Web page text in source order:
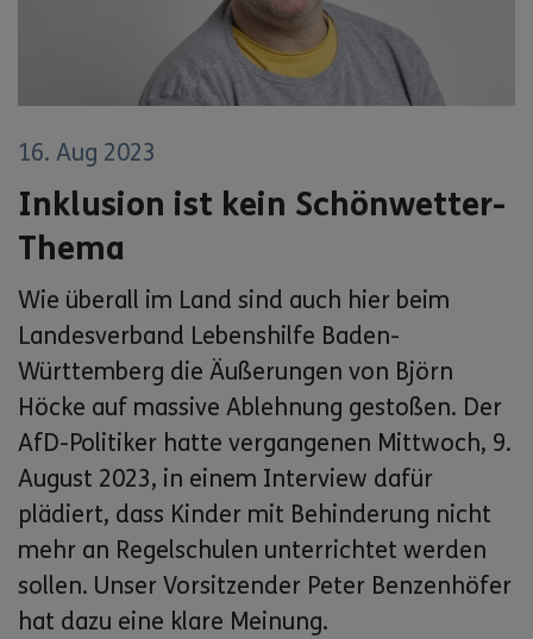
16. Aug 2023
Inklusion ist kein Schönwetter-
Thema
Wie überall im Land sind auch hier beim
Landesverband Lebenshilfe Baden-
Württemberg die Äußerungen von Björn
Höcke auf massive Ablehnung gestoßen. Der
AfD-Politiker hatte vergangenen Mittwoch, 9.
August 2023, in einem Interview dafür
plädiert, dass Kinder mit Behinderung nicht
mehr an Regelschulen unterrichtet werden
sollen. Unser Vorsitzender Peter Benzenhöfer
hat dazu eine klare Meinung.